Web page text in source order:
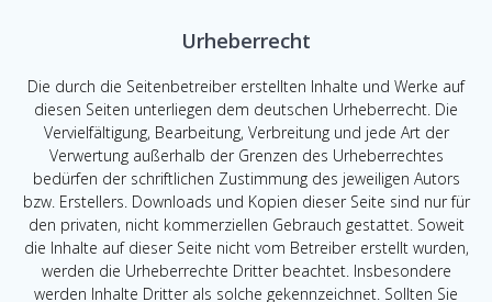
Urheberrecht
Die durch die Seitenbetreiber erstellten Inhalte und Werke auf
diesen Seiten unterliegen dem deutschen Urheberrecht. Die
Vervielfältigung, Bearbeitung, Verbreitung und jede Art der
Verwertung außerhalb der Grenzen des Urheberrechtes
bedürfen der schriftlichen Zustimmung des jeweiligen Autors
bzw. Erstellers. Downloads und Kopien dieser Seite sind nur für
den privaten, nicht kommerziellen Gebrauch gestattet. Soweit
die Inhalte auf dieser Seite nicht vom Betreiber erstellt wurden,
werden die Urheberrechte Dritter beachtet. Insbesondere
werden Inhalte Dritter als solche gekennzeichnet. Sollten Sie